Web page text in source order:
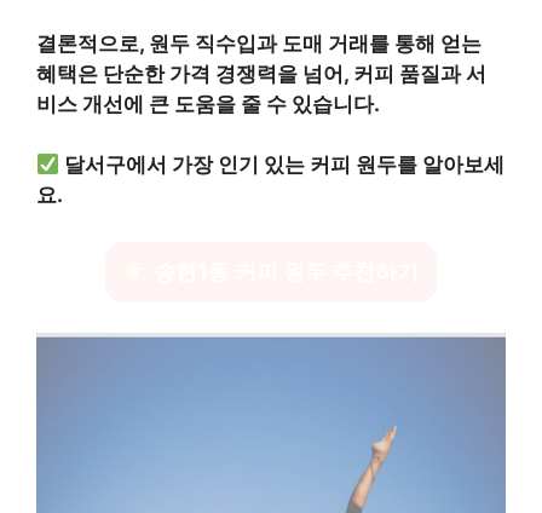
결론적으로, 원두 직수입과 도매 거래를 통해 얻는
혜택은 단순한 가격 경쟁력을 넘어, 커피 품질과 서
비스 개선에 큰 도움을 줄 수 있습니다.
달서구에서 가장 인기 있는 커피 원두를 알아보세
요.